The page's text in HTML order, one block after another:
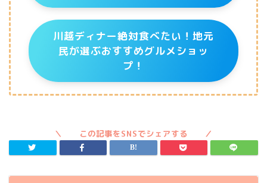
川越ディナー絶対食べたい！地元
民が選ぶおすすめグルメショッ
プ！